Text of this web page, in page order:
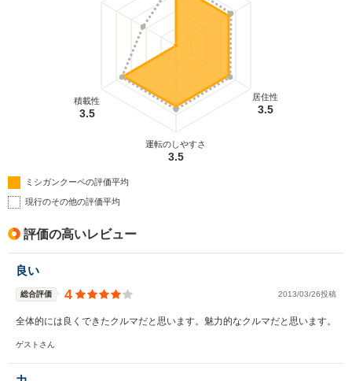
居住性
3.5
運転のしやすさ
3.5
積載性
3.5
ミシガンクーペの評価平均
現行のその他の評価平均
評価の高いレビュー
良い
総合評価 4 2013/03/26投稿
全体的には良くできたクルマだと思います。魅力的なクルマだと思います。
ゲストさん